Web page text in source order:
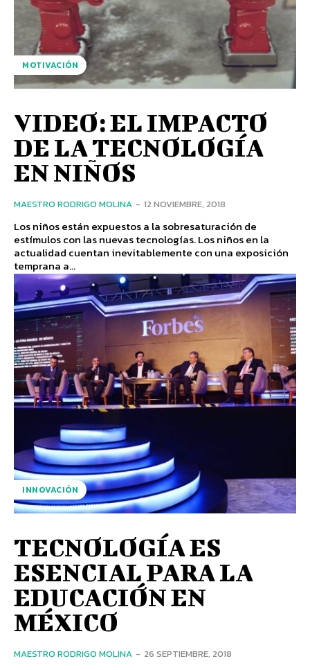
MOTIVACIÓN
VIDEO: EL IMPACTO
DE LA TECNOLOGÍA
EN NIÑOS
MAESTRO RODRIGO MOLINA - 12 NOVIEMBRE, 2018
Los niños están expuestos a la sobresaturación de
estímulos con las nuevas tecnologías. Los niños en la
actualidad cuentan inevitablemente con una exposición
temprana a...
INNOVACIÓN
TECNOLOGÍA ES
ESENCIAL PARA LA
EDUCACIÓN EN
MÉXICO
MAESTRO RODRIGO MOLINA - 26 SEPTIEMBRE, 2018